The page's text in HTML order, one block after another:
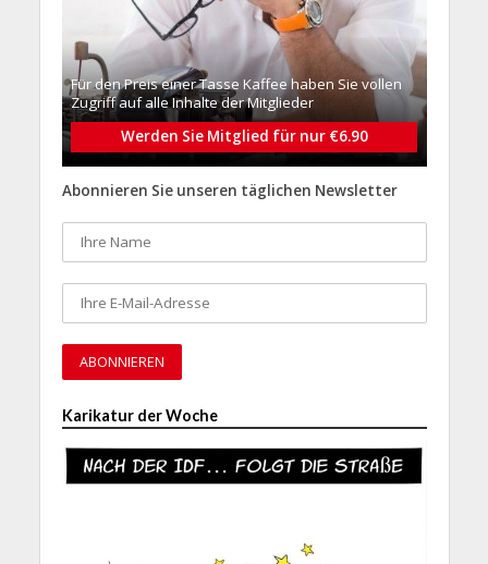
Für den Preis einer Tasse Kaffee haben Sie vollen
Zugriff auf alle Inhalte der Mitglieder
Werden Sie Mitglied für nur €6.90
Abonnieren Sie unseren täglichen Newsletter
Karikatur der Woche